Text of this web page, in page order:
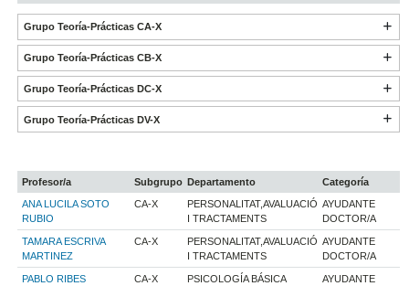
Grupo Teoría-Prácticas CA-X
Grupo Teoría-Prácticas CB-X
Grupo Teoría-Prácticas DC-X
Grupo Teoría-Prácticas DV-X
Profesor/a Subgrupo Departamento
Categoría
ANA LUCILA SOTO
RUBIO
CA-X
PERSONALITAT,AVALUACIÓ
I TRACTAMENTS
AYUDANTE
DOCTOR/A
TAMARA ESCRIVA
MARTINEZ
CA-X
PERSONALITAT,AVALUACIÓ
I TRACTAMENTS
AYUDANTE
DOCTOR/A
PABLO RIBES
CA-X PSICOLOGÍA BÁSICA
AYUDANTE